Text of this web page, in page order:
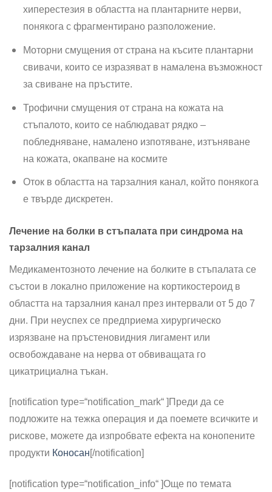
хиперестезия в областта на плантарните нерви,
понякога с фрагментирано разположение.
Мо­торни смущения от страна на късите плантарни
свивачи, които се изразяват в намалена възможност
за свиване на пръстите.
Трофични смущения от страна на кожата на
стъпалото, ко­ито се наблюдават рядко –
побледняване, намалено изпотяване, изтъняване
на кожата, окапване на космите
Оток в областта на тарзалния канал, който понякога
е твърде дискретен.
Лечение на болки в стъпалата при синдрома на
тарзалния канал
Медикаментозното лечение на болките в стъпалата се
състои в локално приложение на кортикостероид в
областта на тарзалния канал през интервали от 5 до 7
дни. При не­успех се предприема хирургическо
изрязване на пръстеновидния лигамент или
освобождаване на нерва от обвиващата го
цикатрициална тъкан.
[notification type=“notification_mark“ ] Преди да се
подложите на тежка операция и да поемете всичките и
рискове, можете да изпробвате ефекта на конопените
продукти Коносан[/notification]
[notification type=“notification_info“ ]Още по темата